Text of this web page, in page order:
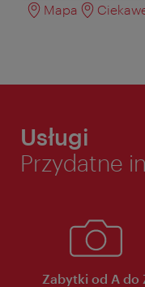
Mapa
Usługi
Przydatne
Zabytki od A do